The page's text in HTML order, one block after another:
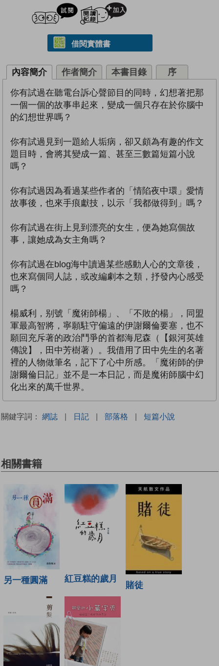
試閲
借閱實體書
內容簡介 作者簡介 本書目錄 序
你有試過在聽電台訴心聲節目的同時，幻想著把那
一個一個的故事串起來，變成一個只存在於你腦中
的幻想世界嗎？
你有試過見到一題給人垢病，卻又頗為有趣的作文
題目時，會將其變成一篇、甚至三數篇短篇小說
嗎？
你有試過因為看過某些作者的「情陷夜中環」愛情
故事後，也來手痕獻技，以示「我都做得到」嗎？
你有試過在街上見到漂亮的女生，便為她寫個故
事，讓她成為女主角嗎？
你有試過在blog海中讀過某些感動人心的文章後，
也來寫個同人誌，或改編劇本之類，抒發內心感受
嗎？
楊威利，别號「魔術師楊」、「不敗的楊」，同盟
軍最高智將，寧願駐守偏遠的伊謝爾倫要塞，也不
願回充斥著的政治鬥爭的首都海尼森（【銀河英雄
傳說】，田中芳樹著）。我借用了田中先生的名著
裡的人物做筆名，記下了心中所感。「魔術師的伊
謝爾倫日記」並不是一本日記，而是魔術師腦中幻
化出來的萬千世界。
關鍵字詞： 網誌 | 日記 | 部落格 | 短篇小說
相關書籍
另一種圓滿 紅豆糕的歲月
賭徒